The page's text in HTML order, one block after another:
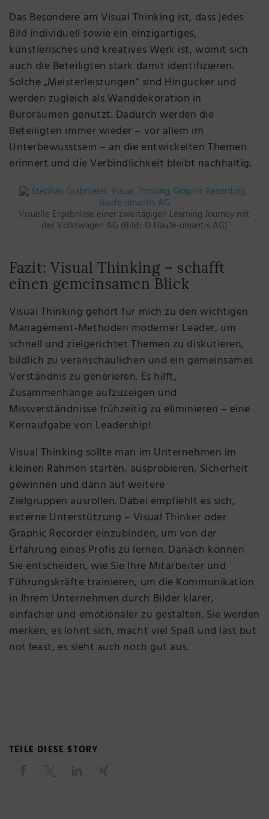
Das Besondere am Visual Thinking ist, dass jedes
Bild individuell sowie ein einzigartiges,
künstlerisches und kreatives Werk ist, womit sich
auch die Beteiligten stark damit identifizieren.
Solche „Meisterleistungen“ sind Hingucker und
werden zugleich als Wanddekoration in
Büroräumen genutzt. Dadurch werden die
Beteiligten immer wieder – vor allem im
Unterbewusstsein – an die entwickelten Themen
erinnert und die Verbindlichkeit bleibt nachhaltig.
Visuelle Ergebnisse einer zweitägigen Learning Journey mit
der Volkswagen AG (Bild: © Haufe-umantis AG)
Fazit: Visual Thinking – schafft
einen gemeinsamen Blick
Visual Thinking gehört für mich zu den wichtigen
Management-Methoden moderner Leader, um
schnell und zielgerichtet Themen zu diskutieren,
bildlich zu veranschaulichen und ein gemeinsames
Verständnis zu generieren. Es hilft,
Zusammenhänge aufzuzeigen und
Missverständnisse frühzeitig zu eliminieren – eine
Kernaufgabe von Leadership!
Visual Thinking sollte man im Unternehmen im
kleinen Rahmen starten, ausprobieren, Sicherheit
gewinnen und dann auf weitere
Zielgruppen ausrollen. Dabei empfiehlt es sich,
externe Unterstützung – Visual Thinker oder
Graphic Recorder einzubinden, um von der
Erfahrung eines Profis zu lernen. Danach können
Sie entscheiden, wie Sie Ihre Mitarbeiter und
Führungskräfte trainieren, um die Kommunikation
in Ihrem Unternehmen durch Bilder klarer,
einfacher und emotionaler zu gestalten. Sie werden
merken, es lohnt sich, macht viel Spaß und last but
not least, es sieht auch noch gut aus.
TEILE DIESE STORY